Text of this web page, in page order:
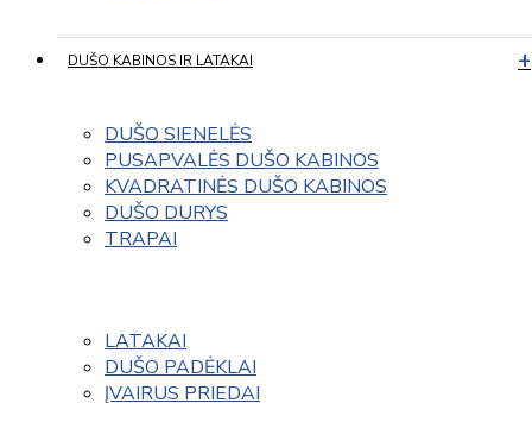
DUŠO KABINOS IR LATAKAI
DUŠO SIENELĖS
PUSAPVALĖS DUŠO KABINOS
KVADRATINĖS DUŠO KABINOS
DUŠO DURYS
TRAPAI
LATAKAI
DUŠO PADĖKLAI
ĮVAIRUS PRIEDAI